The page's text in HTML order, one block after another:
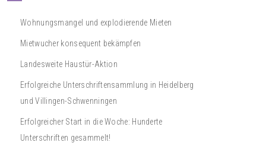
Wohnungsmangel und explodierende Mieten
Mietwucher konsequent bekämpfen
Landesweite Haustür-Aktion
Erfolgreiche Unterschriftensammlung in Heidelberg
und Villingen-Schwenningen
Erfolgreicher Start in die Woche: Hunderte
Unterschriften gesammelt!